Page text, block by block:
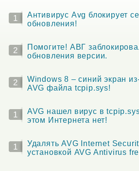
1
Антивирус Avg блокирует
обновления!
2
Помогите! АВГ
обновления версии.
2
Windows 8 – синий экран
AVG файла tcpip.sys!
1
AVG нашел вирус в
этом Интернета нет!
1
Удалять AVG Internet
установкой AVG Antivirus